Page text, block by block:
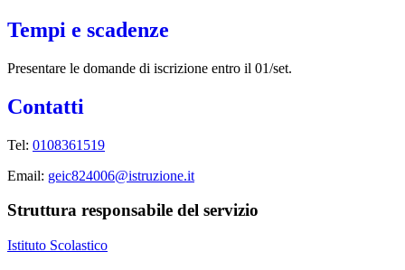
Tempi e scadenze
Presentare le domande di iscrizione entro il 01/set.
Contatti
Tel: 0108361519
Email: geic824006@istruzione.it
Struttura responsabile del servizio
Istituto Scolastico